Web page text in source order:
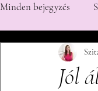
Minden bejegyzés
Testalkattal
Jól